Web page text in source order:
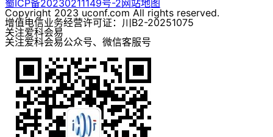
蜀ICP备20230211149号-2 网站地图
Copyright 2023 uconf.com All rights reserved.
增值电信业务经营许可证：川B2-20251075
关注爱科会易
关注爱科会易公众号、微信客服号